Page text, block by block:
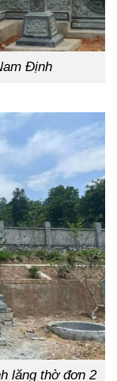
Định
lăng thờ đơn 2